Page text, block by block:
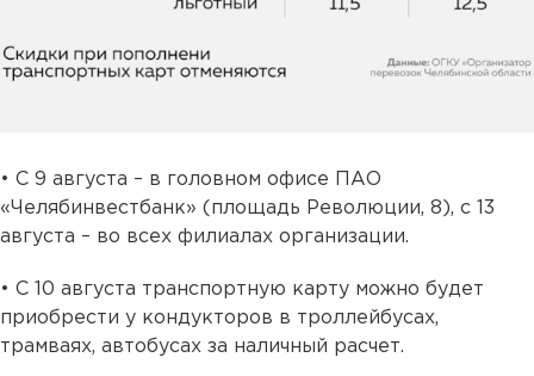
•‎ С 9 августа – в головном офисе ПАО
«Челябинвестбанк» (площадь Революции, 8), с 13
августа – во всех филиалах организации.
•‎ С 10 августа транспортную карту можно будет
приобрести у кондукторов в троллейбусах,
трамваях, автобусах за наличный расчет.